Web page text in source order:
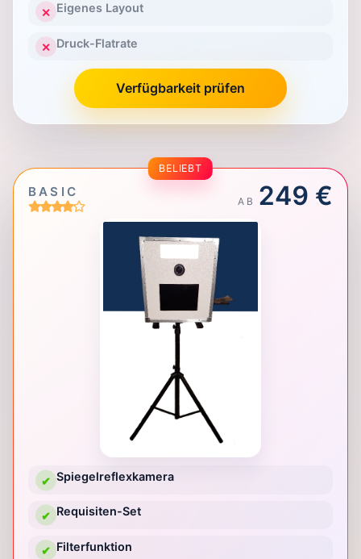
✕ Eigenes Layout
✕ Druck-Flatrate
Verfügbarkeit prüfen
BELIEBT
BASIC
AB 249 €
✔ Spiegelreflexkamera
✔ Requisiten-Set
✔ Filterfunktion